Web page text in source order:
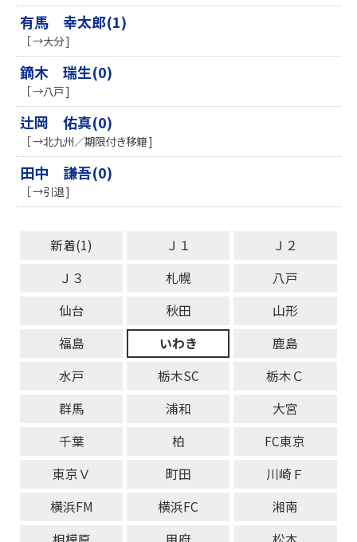
有馬 幸太郎(1)
［ →大分 ]
鏑木 瑞生(0)
［ →八戸 ]
辻岡 佑真(0)
［ →北九州／期限付き移籍 ]
田中 謙吾(0)
［ →引退 ]
新着(1) Ｊ１
Ｊ２
Ｊ３
札幌
八戸
仙台
秋田
山形
福島
いわき
鹿島
水戸
栃木SC
栃木Ｃ
群馬
浦和
大宮
千葉
柏
FC東京
東京Ｖ
町田
川崎Ｆ
横浜FM
横浜FC
湘南